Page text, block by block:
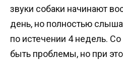
звуки собаки начинают
день, но полностью
по истечении 4 недель.
быть проблемы, но при